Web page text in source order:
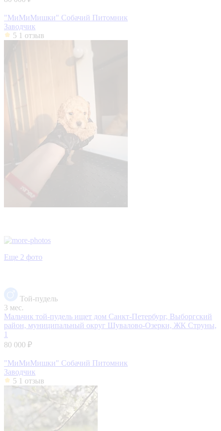
"МиМиМишки" Собачий Питомник
Заводчик
5 1 отзыв
Еще 2 фото
Той-пудель
3 мес.
Мальчик той-пудель ищет дом Санкт-Петербург, Выборгский
район, муниципальный округ Шувалово-Озерки, ЖК Струны,
1
80 000 ₽
"МиМиМишки" Собачий Питомник
Заводчик
5 1 отзыв